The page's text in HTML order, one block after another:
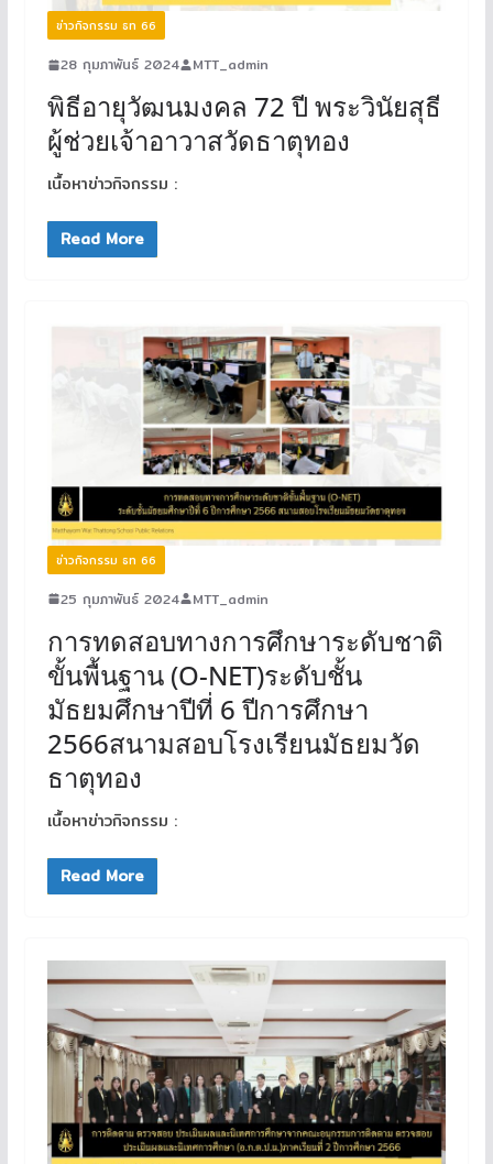
ข่าวกิจกรรม ธท 66
28 กุมภาพันธ์ 2024 MTT_admin
พิธีอายุวัฒนมงคล 72 ปี พระวินัยสุธี
ผู้ช่วยเจ้าอาวาสวัดธาตุทอง
เนื้อหาข่าวกิจกรรม :
Read More
ข่าวกิจกรรม ธท 66
25 กุมภาพันธ์ 2024 MTT_admin
การทดสอบทางการศึกษาระดับชาติ
ขั้นพื้นฐาน (O-NET)ระดับชั้น
มัธยมศึกษาปีที่ 6 ปีการศึกษา
2566สนามสอบโรงเรียนมัธยมวัด
ธาตุทอง
เนื้อหาข่าวกิจกรรม :
Read More